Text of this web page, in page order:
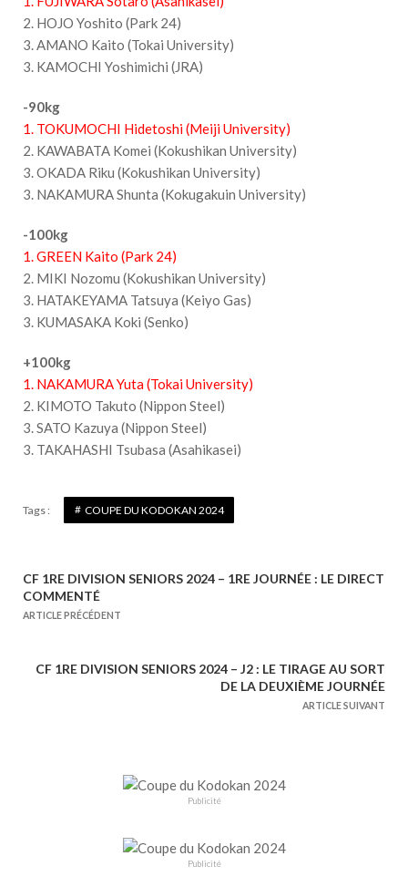
2. HOJO Yoshito (Park 24)
3. AMANO Kaito (Tokai University)
3. KAMOCHI Yoshimichi (JRA)
-90kg
1. TOKUMOCHI Hidetoshi (Meiji University)
2. KAWABATA Komei (Kokushikan University)
3. OKADA Riku (Kokushikan University)
3. NAKAMURA Shunta (Kokugakuin University)
-100kg
1. GREEN Kaito (Park 24)
2. MIKI Nozomu (Kokushikan University)
3. HATAKEYAMA Tatsuya (Keiyo Gas)
3. KUMASAKA Koki (Senko)
+100kg
1. NAKAMURA Yuta (Tokai University)
2. KIMOTO Takuto (Nippon Steel)
3. SATO Kazuya (Nippon Steel)
3. TAKAHASHI Tsubasa (Asahikasei)
Tags : COUPE DU KODOKAN 2024
N
a
CF 1RE DIVISION SENIORS 2024 – 1RE JOURNÉE : LE DIRECT
COMMENTÉ
ARTICLE PRÉCÉDENT
CF 1RE DIVISION SENIORS 2024 – J2 : LE TIRAGE AU SORT
DE LA DEUXIÈME JOURNÉE
ARTICLE SUIVANT
Publicité
Publicité